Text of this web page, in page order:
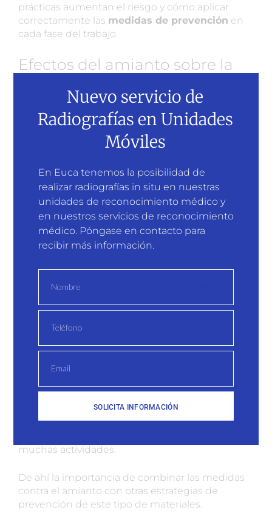
prácticas aumentan el riesgo y cómo aplicar
correctamente las medidas de prevención en
cada fase del trabajo.
Efectos del amianto sobre la
La exposición continuada puede provocar graves
efectos sobre la salud, muchos de ellos
irreversibles. Una de las patologías más
asbestosis, una enfermedad
prolongada de fibras.
Además, la exposición al amianto se asocia a
otros problemas respiratorios y a determinados
tipos de cáncer. Estos efectos no dependen solo
de la cantidad inhalada, sino también del tiempo
De ahí la importancia de
El amianto no es el único riesgo que existe en
En muchos casos, la exposición es conjunta con
otros agentes peligrosos, lo que incrementa el
Un ejemplo claro son losefectos en la salud
relacionados con la exposición a metales
muchas actividades.
De ahí la importancia de combinar las medidas
contra el amianto con otras estrategias de
prevención de este tipo de materiales.
Nuevo servicio de
Radiografías en Unidades
Móviles
En Euca tenemos la posibilidad de
realizar radiografías in situ en nuestras
unidades de reconocimiento médico y
en nuestros servicios de reconocimiento
médico. Póngase en contacto para
recibir más información.
SOLICITA INFORMACIÓN